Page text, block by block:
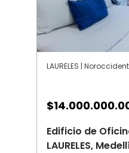
LAURELES |
$
Edificio de
LAURELES,